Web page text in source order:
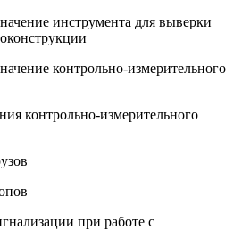
инструмента для выверки
контрольно-измерительного
контрольно-измерительного
при работе с